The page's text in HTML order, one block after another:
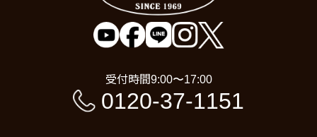
受付時間9:00〜17:00
0120-37-1151